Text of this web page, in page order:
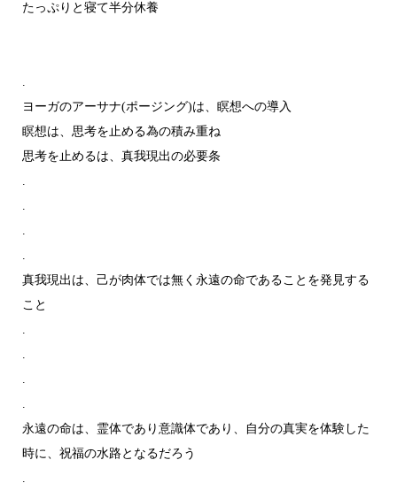
たっぷりと寝て半分休養
.
ヨーガのアーサナ(ポージング)は、瞑想への導入
瞑想は、思考を止める為の積み重ね
思考を止めるは、真我現出の必要条
.
.
.
.
真我現出は、己が肉体では無く永遠の命であることを発見する
こと
.
.
.
.
永遠の命は、霊体であり意識体であり、自分の真実を体験した
時に、祝福の水路となるだろう
.